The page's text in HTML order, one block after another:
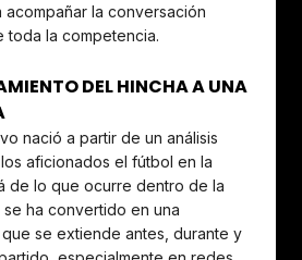
la conversación
toda la competencia.
DEL HINCHA A UNA
nació a partir de un análisis
aficionados el fútbol en la
de lo que ocurre dentro de la
ha convertido en una
se extiende antes, durante y